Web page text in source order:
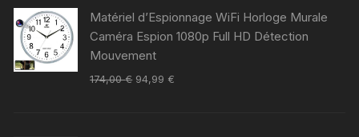
Matériel d’Espionnage WiFi Horloge Murale
Caméra Espion 1080p Full HD Détection
Mouvement
174,00€ 94,99 €